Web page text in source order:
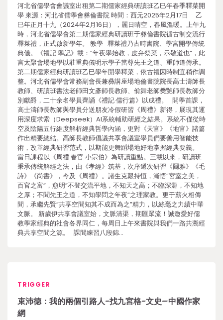
河北省儒學會會議室出租第二期儒家經典研讀班乙巳年春季釋菜開
學 來源：河北省儒學會彝倫書院 時間：西元2025年2月17日 乙
巳年正月十九（2024年2月16日），麗日晴空，春風溫暖。上午九
時，河北省儒學會第二期儒家經典研讀班于彝倫書院循古制交流行
釋菜禮，正式啟新學年。 教學 釋菜禮乃古時書院、學宮開學傳統
典儀。《禮記·學記》載：”年夜學始教，皮弁祭菜，示敬道也”，此
言太聚會場地學以莊重典儀明示學子當尊先王之道、重師道傳承。
第二期儒家經典研讀班乙巳學年開學釋菜，依古禮因時制宜稍作調
整。河北省儒學會常務副會長兼彝講座場地倫書院院長高士濤師長
教師、研讀班書法老師田文彥師長教師、佾舞老師樊艷師長教師分
別獻爵，二十余名學員齊誦《禮記·儒行篇》以成禮。 開學首課，
高士濤師長教師與學員分送朋友冷假研習《周禮》新得，展現其運
用深度求索（Deepseek）AI系統輔助研經之結果。系統不僅從時
空及陰陽五行維度解析經典哲學內涵，更對《天官》《地官》諸篇
作出精要總結。高師長教師倡議共享會議室學員們要善用智能技
術，改革經典研習范式，以期能更舞蹈場地好地掌握經典要義。
當日課程以《周禮·春官·小宗伯》為研讀重點。三載以來，研讀班
秉承傳統解經之法，由《孝經》筑基，次序遞次研習《爾雅》《毛
詩》《尚書》，今及《周禮》。諸生克艱持恒，漸悟”宮室之美，
百官之富”，愈明”不登交流平地，不知天之高；不臨深淵，不知地
之厚；不聞先王之道，不知學問之年夜”之理家教。更于薪火相傳
間，承繼先賢”共享空間知其不成而為之”精力，以絲毫之力續中華
文脈。 新歲伊共享會議室始，文脈清渠，期匯眾流！誠邀愛好儒
教學家經典的社會各界同仁，每周日上午來書院與我們一路共溯經
典共享空間之源。 課間練習八段錦…
TRIGGER
束沛德：我的兩個引路人-找九宮格-文史–中國作家
網